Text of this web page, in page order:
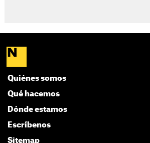
Quiénes somos
Qué hacemos
Dónde estamos
Escríbenos
Sitemap